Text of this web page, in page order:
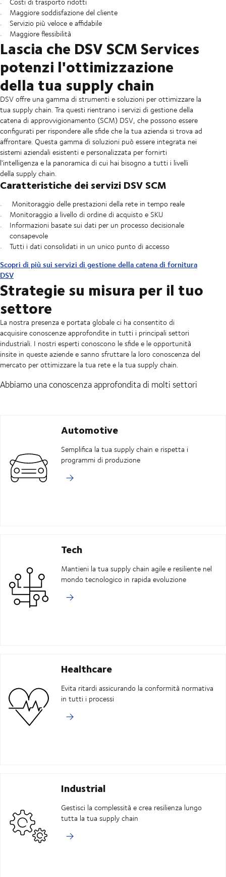
Maggiore soddisfazione del cliente
Servizio più veloce e affidabile
Maggiore flessibilità
Lascia che DSV SCM Services
potenzi l'ottimizzazione
della tua supply chain
DSV offre una gamma di strumenti e soluzioni per ottimizzare la
tua supply chain. Tra questi rientrano i servizi di gestione della
catena di approvvigionamento (SCM) DSV, che possono essere
configurati per rispondere alle sfide che la tua azienda si trova ad
affrontare. Questa gamma di soluzioni può essere integrata nei
sistemi aziendali esistenti e personalizzata per fornirti
l'intelligenza e la panoramica di cui hai bisogno a tutti i livelli
della supply chain.
Caratteristiche dei servizi DSV SCM
Monitoraggio delle prestazioni della rete in tempo reale
Monitoraggio a livello di ordine di acquisto e SKU
Informazioni basate sui dati per un processo decisionale
consapevole
Tutti i dati consolidati in un unico punto di accesso
Scopri di più sui servizi di gestione della catena di fornitura
DSV
Strategie su misura per il tuo
settore
La nostra presenza e portata globale ci ha consentito di
acquisire conoscenze approfondite in tutti i principali settori
industriali. I nostri esperti conoscono le sfide e le opportunità
insite in queste aziende e sanno sfruttare la loro conoscenza del
mercato per ottimizzare la tua rete e la tua supply chain.
Abbiamo una conoscenza approfondita di molti settori
Automotive
Semplifica la tua supply chain e rispetta i
programmi di produzione
Tech
Mantieni la tua supply chain agile e resiliente nel
mondo tecnologico in rapida evoluzione
Healthcare
Evita ritardi assicurando la conformità normativa
in tutti i processi
Industrial
Gestisci la complessità e crea resilienza lungo
tutta la tua supply chain